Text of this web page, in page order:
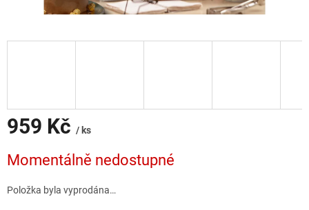
959 Kč / ks
cena:
Momentálně nedostupné
Položka byla vyprodána…